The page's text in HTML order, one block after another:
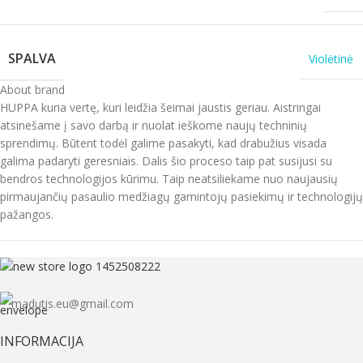
SPALVA
Violėtinė
About brand
HUPPA kuria vertę, kuri leidžia šeimai jaustis geriau. Aistringai
atsinešame į savo darbą ir nuolat ieškome naujų techninių
sprendimų. Būtent todėl galime pasakyti, kad drabužius visada
galima padaryti geresniais. Dalis šio proceso taip pat susijusi su
bendros technologijos kūrimu. Taip neatsiliekame nuo naujausių
pirmaujančių pasaulio medžiagų gamintojų pasiekimų ir technologijų
pažangos.
madutis.eu@gmail.com
INFORMACIJA